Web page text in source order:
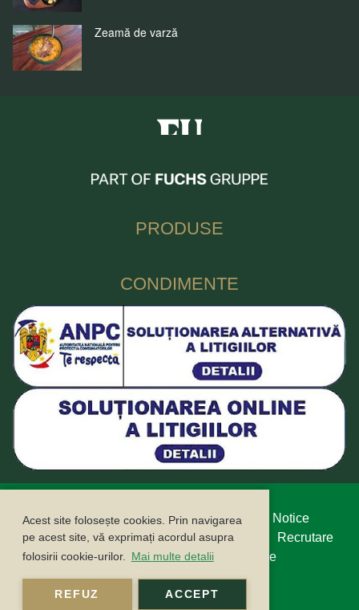
Acest site folosește cookies. Prin navigarea
pe acest site, vă exprimați acordul asupra
folosirii cookie-urilor. Mai multe detalii
REFUZ ACCEPT
Zeamă de varză
PRODUSE
CONDIMENTE
Protecția datelor cu caracter personal
Legal Notice
Politica cookie
Buletin informativ Contact
Recrutare
Campanii
ANPC ANSPDCP
Compliance
Sustenabilitate